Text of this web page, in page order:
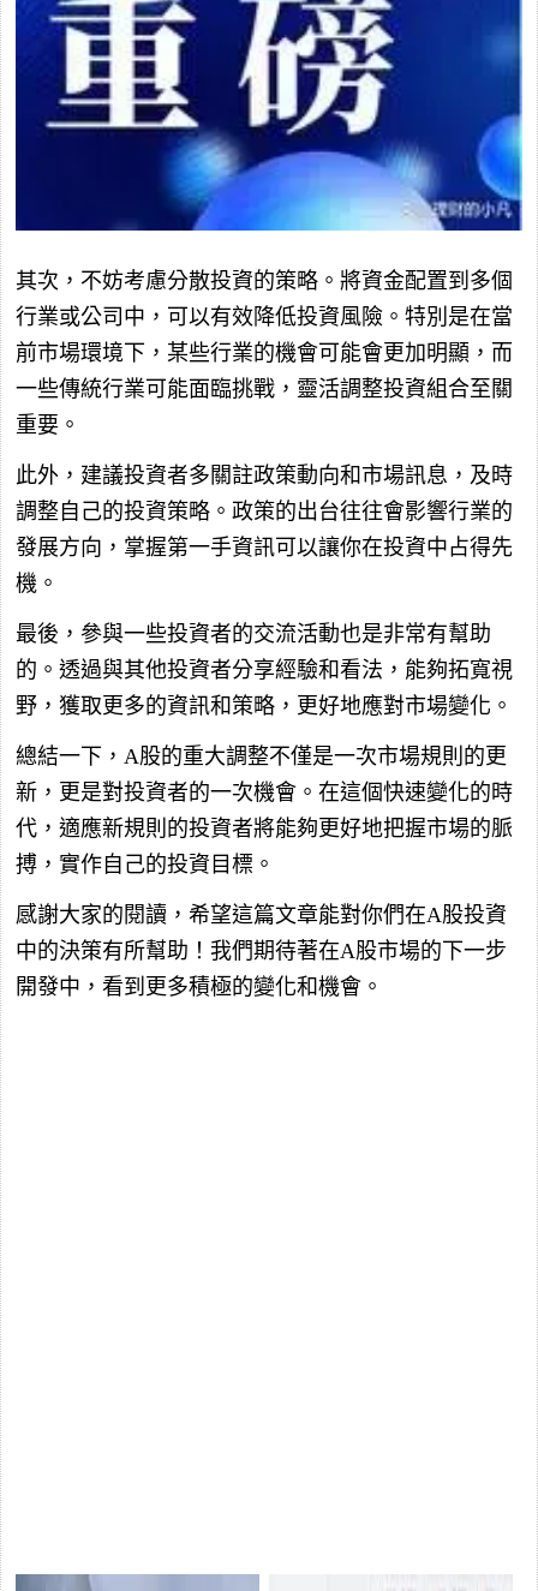
其次，不妨考慮分散投資的策略。將資金配置到多個
行業或公司中，可以有效降低投資風險。特別是在當
前市場環境下，某些行業的機會可能會更加明顯，而
一些傳統行業可能面臨挑戰，靈活調整投資組合至關
重要。
此外，建議投資者多關註政策動向和市場訊息，及時
調整自己的投資策略。政策的出台往往會影響行業的
發展方向，掌握第一手資訊可以讓你在投資中占得先
機。
最後，參與一些投資者的交流活動也是非常有幫助
的。透過與其他投資者分享經驗和看法，能夠拓寬視
野，獲取更多的資訊和策略，更好地應對市場變化。
總結一下，A股的重大調整不僅是一次市場規則的更
新，更是對投資者的一次機會。在這個快速變化的時
代，適應新規則的投資者將能夠更好地把握市場的脈
搏，實作自己的投資目標。
感謝大家的閱讀，希望這篇文章能對你們在A股投資
中的決策有所幫助！我們期待著在A股市場的下一步
開發中，看到更多積極的變化和機會。